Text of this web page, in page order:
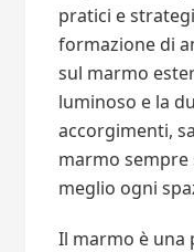
pratici e
formazione di
sul marmo
luminoso e la
accorgimenti,
marmo sempre
meglio ogni
Il marmo è una